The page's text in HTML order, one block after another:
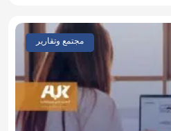
مجتمع وتقارير